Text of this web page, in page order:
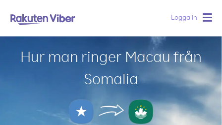
Logga in
Hur man ringer Macau från
Somalia